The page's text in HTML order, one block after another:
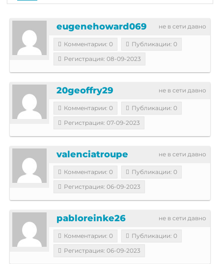
не в сети давно
eugenehoward069
Комментарии: 0
Публикации: 0
Регистрация: 08-09-2023
не в сети давно
20geoffry29
Комментарии: 0
Публикации: 0
Регистрация: 07-09-2023
не в сети давно
valenciatroupe
Комментарии: 0
Публикации: 0
Регистрация: 06-09-2023
не в сети давно
pabloreinke26
Комментарии: 0
Публикации: 0
Регистрация: 06-09-2023